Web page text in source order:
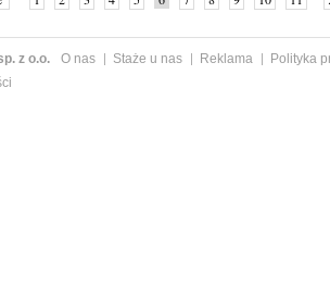
z o.o. O nas Staże u nas Reklama
Polityka